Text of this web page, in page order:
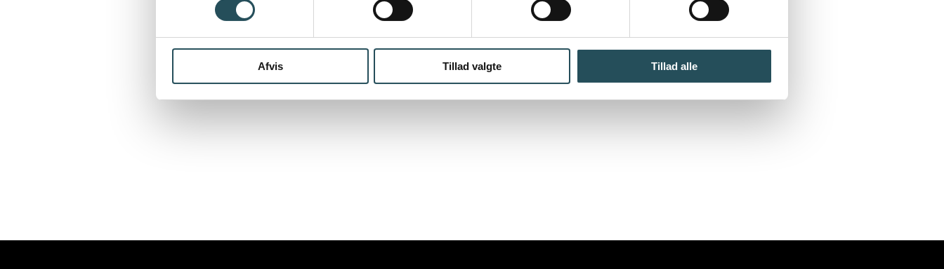
Afvis Tillad valgte Tillad alle